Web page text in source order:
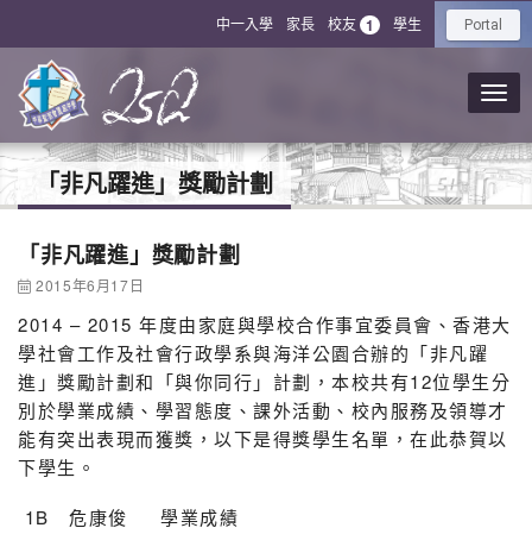
中一入學 家長 校友 1 學生 Portal
「非凡躍進」獎勵計劃
「非凡躍進」獎勵計劃
2015年6月17日
2014 – 2015 年度由家庭與學校合作事宜委員會、香港大
學社會工作及社會行政學系與海洋公園合辦的「非凡躍
進」獎勵計劃和「與你同行」計劃，本校共有12位學生分
別於學業成績、學習態度、課外活動、校內服務及領導才
能有突出表現而獲獎，以下是得獎學生名單，在此恭賀以
下學生。
1B 危康俊 學業成績